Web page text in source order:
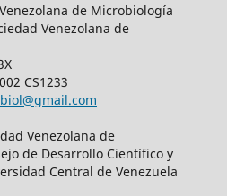
de Microbiología
Venezolana de
CS1233
Venezolana de
de Desarrollo Científico y
Central de Venezuela